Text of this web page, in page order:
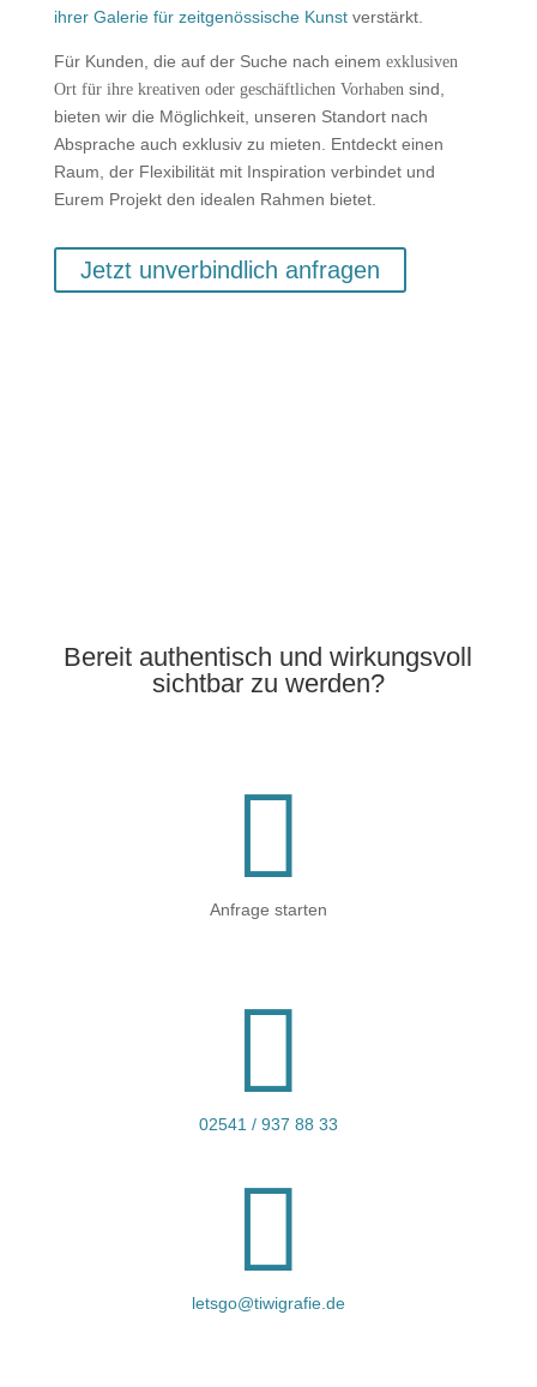
ihrer Galerie für zeitgenössische Kunstverstärkt.
Für Kunden, die auf der Suche nach einem exklusiven
Ort für ihre kreativen oder geschäftlichen Vorhaben sind,
bieten wir die Möglichkeit, unseren Standort nach
Absprache auch exklusiv zu mieten. Entdeckt einen
Raum, der Flexibilität mit Inspiration verbindet und
Eurem Projekt den idealen Rahmen bietet.
Jetzt unverbindlich anfragen
Bereit authentisch und wirkungsvoll
sichtbar zu werden?

Anfrage starten

02541 / 937 88 33

letsgo@tiwigrafie.de